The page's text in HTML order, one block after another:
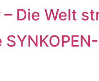
Die Welt